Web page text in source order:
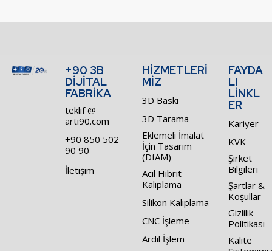
+90 3B
DİJİTAL
FABRİKA
teklif @
arti90.com
+90 850 502
90 90
İletişim
HİZMETLERİ
MİZ
3D Baskı
3D Tarama
Eklemeli İmalat
İçin Tasarım
(DfAM)
Acil Hibrit
Kalıplama
Silikon Kalıplama
CNC İşleme
Ardıl İşlem
FAYDA
LI
LİNKL
ER
Kariyer
KVK
Şirket
Bilgileri
Şartlar &
Koşullar
Gizlilik
Politikası
Kalite